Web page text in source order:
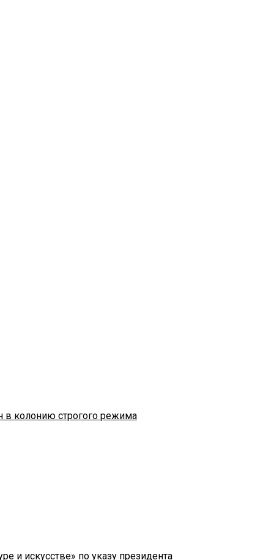
в колонию строгого режима
и искусстве» по указу президента